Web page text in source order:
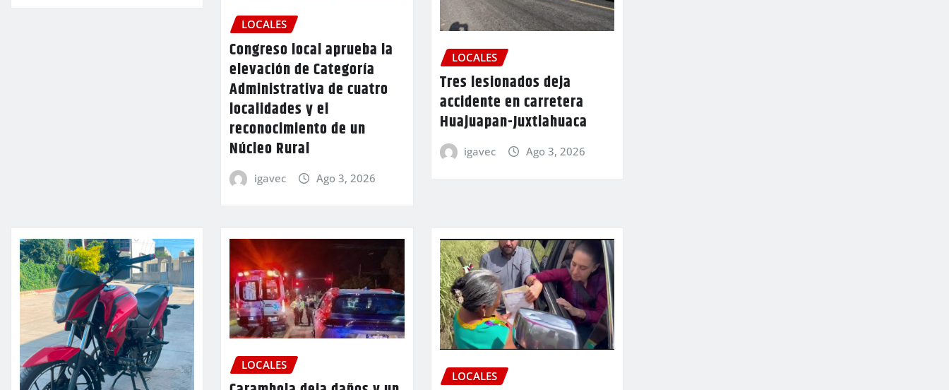
LOCALES
Congreso local aprueba la
elevación de Categoría
Administrativa de cuatro
localidades y el
reconocimiento de un
Núcleo Rural
igavec Ago 3, 2026
LOCALES
Tres lesionados deja
accidente en carretera
Huajuapan-Juxtlahuaca
igavec Ago 3, 2026
LOCALES
LOCALES